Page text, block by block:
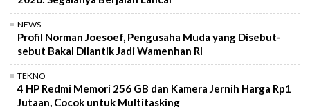
NEWS
Profil Norman Joesoef, Pengusaha Muda yang Disebut-
sebut Bakal Dilantik Jadi Wamenhan RI
TEKNO
4 HP Redmi Memori 256 GB dan Kamera Jernih Harga Rp1
Jutaan, Cocok untuk Multitasking